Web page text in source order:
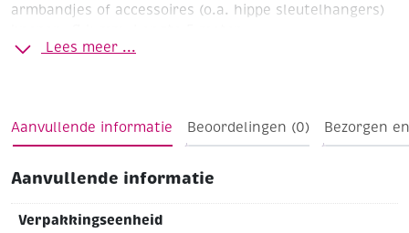
armbandjes of accessoires (o.a. hippe sleutelhangers)
Lees meer ...
Aanvullende informatie Beoordelingen (0) Bezorgen
Aanvullende informatie
Verpakkingseenheid